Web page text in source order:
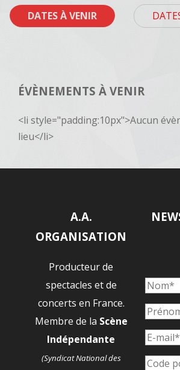
DATES À VENIR
ÉVÈNEMENTS À VENIR
<li style="padding:10px">Aucun
lieu</li>
A.A.
ORGANISATION
Producteur de
spectacles et de
concerts en France.
Membre de la Scène
Indépendante
(Syndicat National des